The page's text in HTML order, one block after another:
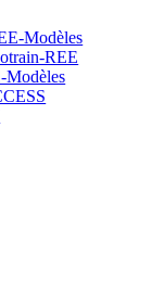
Modèles
REE
Modèles